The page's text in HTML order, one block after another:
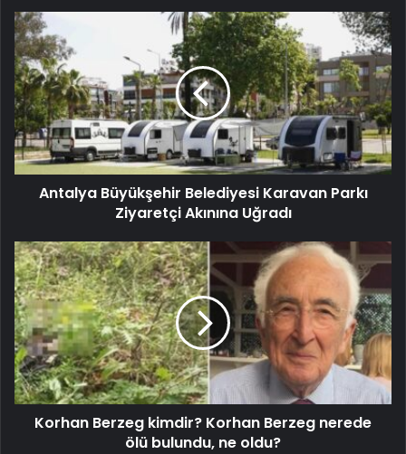
Antalya Büyükşehir Belediyesi Karavan Parkı
Ziyaretçi Akınına Uğradı
Korhan Berzeg kimdir? Korhan Berzeg nerede
ölü bulundu, ne oldu?